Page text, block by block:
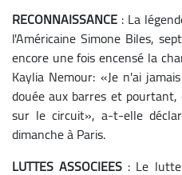
RECONNAISSANCE : La
l'Américaine Simone Biles,
encore une fois encensé la
Kaylia Nemour: «Je n'ai
douée aux barres et
sur le circuit», a-t-elle
dimanche à Paris.
LUTTES ASSOCIEES : Le